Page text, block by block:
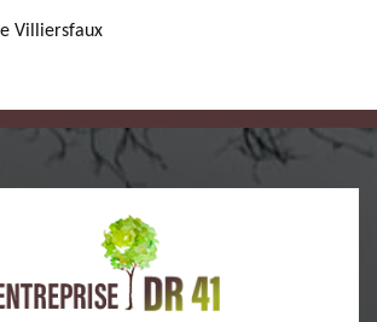
Villiersfaux